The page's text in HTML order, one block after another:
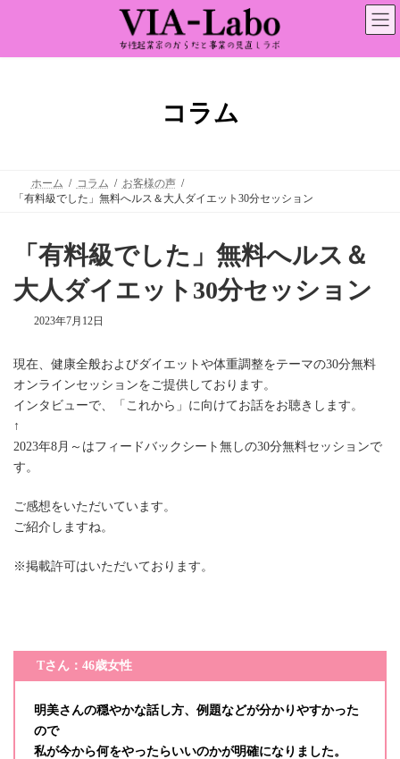
ン
ー
コラム
ホーム コラム
お客様の声
「有料級でした」無料へルス＆大人ダイエット30分セッション
「有料級でした」無料へルス＆
大人ダイエット30分セッション
2023年7月12日
現在、健康全般およびダイエットや体重調整をテーマの30分無料
オンラインセッションをご提供しております。
インタビューで、「これから」に向けてお話をお聴きします。
↑
2023年8月～はフィードバックシート無しの30分無料セッションで
す。
ご感想をいただいています。
ご紹介しますね。
※掲載許可はいただいております。
Tさん：46歳女性
明美さんの穏やかな話し方、例題などが分かりやすかった
ので
私が今から何をやったらいいのかが明確になりました。